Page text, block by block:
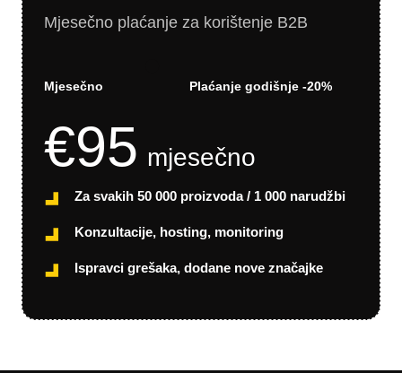
Mjesečno plaćanje za korištenje B2B
Mjesečno Plaćanje godišnje -20%
€95 mjesečno
Za svakih 50 000 proizvoda / 1 000 narudžbi
Konzultacije, hosting, monitoring
Ispravci grešaka, dodane nove značajke